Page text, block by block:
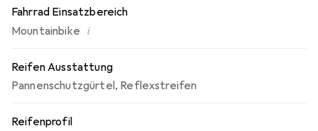
Fahrrad Einsatzbereich
Mountainbike i
Reifen Ausstattung
Pannenschutzgürtel, Reflexstreifen
Reifenprofil